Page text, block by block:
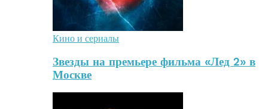
Кино и сериалы
Звезды на премьере фильма «Лед 2» в
Москве